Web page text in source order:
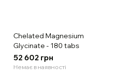
Chelated Magnesium
Glycinate - 180 tabs
52 602 грн
Немає в наявності